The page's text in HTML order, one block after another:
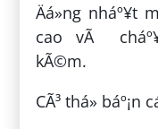
Äá»ng nháº¥t
cao vÃ
kÃ©m.
CÃ³ thá» báº¡n